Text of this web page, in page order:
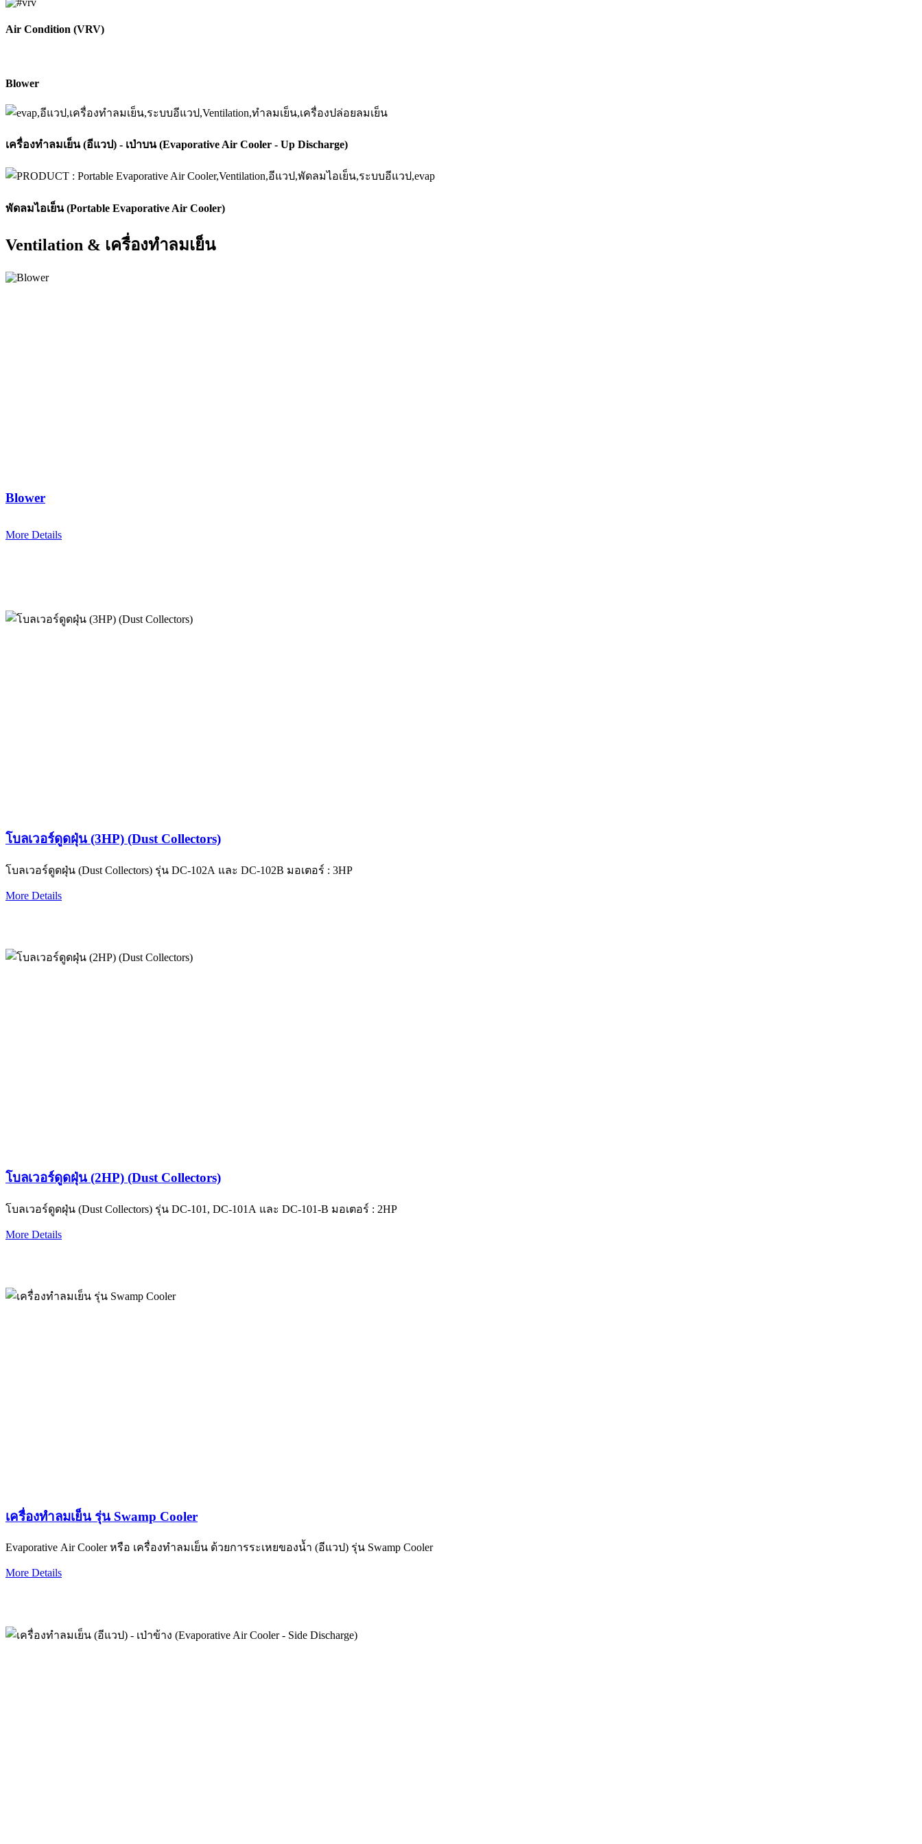
Air Condition (VRV)
Blower
เครื่องทำลมเย็น (อีแวป) - เป่าบน (Evaporative Air Cooler - Up Discharge)
พัดลมไอเย็น (Portable Evaporative Air Cooler)
Ventilation & เครื่องทำลมเย็น
Blower
More Details
โบลเวอร์ดูดฝุ่น (3HP) (Dust Collectors)
โบลเวอร์ดูดฝุ่น (Dust Collectors) รุ่น DC-102A และ DC-102B มอเตอร์ : 3HP
More Details
โบลเวอร์ดูดฝุ่น (2HP) (Dust Collectors)
โบลเวอร์ดูดฝุ่น (Dust Collectors) รุ่น DC-101, DC-101A และ DC-101-B มอเตอร์ : 2HP
More Details
เครื่องทำลมเย็น รุ่น Swamp Cooler
Evaporative Air Cooler หรือ เครื่องทำลมเย็น ด้วยการระเหยของน้ำ (อีแวป) รุ่น Swamp Cooler
More Details